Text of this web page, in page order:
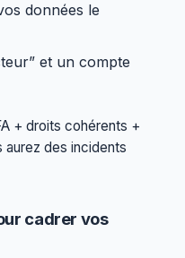
données le
et un compte
+ droits cohérents +
aurez des incidents
cadrer vos